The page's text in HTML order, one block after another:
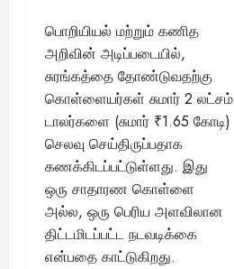
பொறியியல் மற்றும் கணித
அறிவின் அடிப்படையில்,
சுரங்கத்தை தோண்டுவதற்கு
கொள்ளையர்கள் சுமார் 2 லட்சம்
டாலர்களை (சுமார் ₹1.65 கோடி)
செலவு செய்திருப்பதாக
கணக்கிடப்பட்டுள்ளது. இது
ஒரு சாதாரண கொள்ளை
அல்ல, ஒரு பெரிய அளவிலான
திட்டமிடப்பட்ட நடவடிக்கை
என்பதை காட்டுகிறது.